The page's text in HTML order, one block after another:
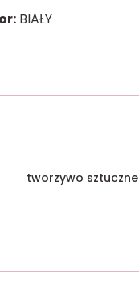
BIAŁY
tworzywo sztuczne